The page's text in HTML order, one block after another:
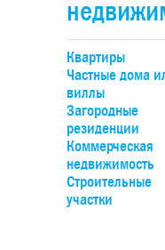
установлены
принадлежат 3
Центр города -
транспорта
Квартиры
Частные дома
виллы
Загородные
резиденции
Коммерческая
недвижимость
Строительные
участки